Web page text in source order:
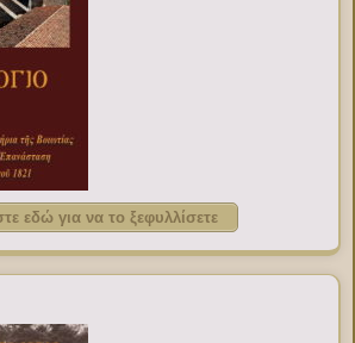
εδώ για να το ξεφυλλίσετε